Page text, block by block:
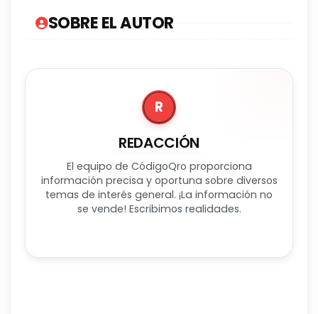
SOBRE EL AUTOR
R
REDACCIÓN
El equipo de CódigoQro proporciona
información precisa y oportuna sobre diversos
temas de interés general. ¡La información no
se vende! Escribimos realidades.